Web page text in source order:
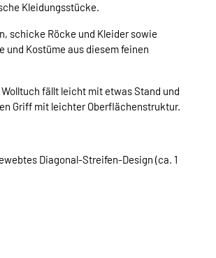
Kleidungsstücke.
schicke Röcke und Kleider sowie
und Kostüme aus diesem feinen
fällt leicht mit etwas Stand und
Griff mit leichter Oberflächenstruktur.
Diagonal-Streifen-Design (ca. 1